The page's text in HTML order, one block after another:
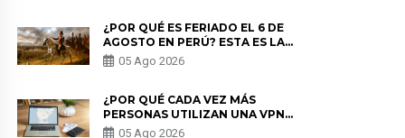
¿POR QUÉ ES FERIADO EL 6 DE
AGOSTO EN PERÚ? ESTA ES LA
HISTORIA
05 Ago 2026
¿POR QUÉ CADA VEZ MÁS
PERSONAS UTILIZAN UNA VPN
PARA PROTEGER SU
05 Ago 2026